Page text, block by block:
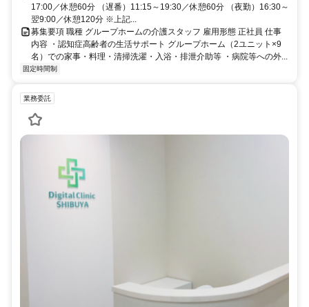
17:00／休憩60分 （遅番）11:15～19:30／休憩60分 （夜勤）16:30～
翌9:00／休憩120分 ※上記...
募集要項 職種 グループホームの介護スタッフ 雇用形態 正社員 仕事
内容 ・認知症高齢者の生活サポート グループホーム（2ユニット×9
名）での家事・料理・清掃洗濯・入浴・排泄介助等 ・病院等への外...
固定時間制
業務委託